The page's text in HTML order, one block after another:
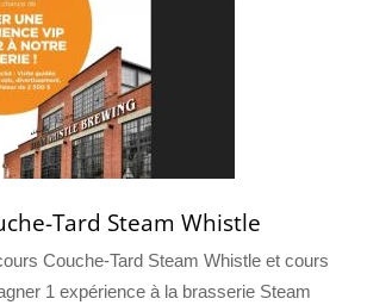
Tard Steam Whistle
Couche-Tard Steam Whistle et cours
1 expérience à la brasserie Steam